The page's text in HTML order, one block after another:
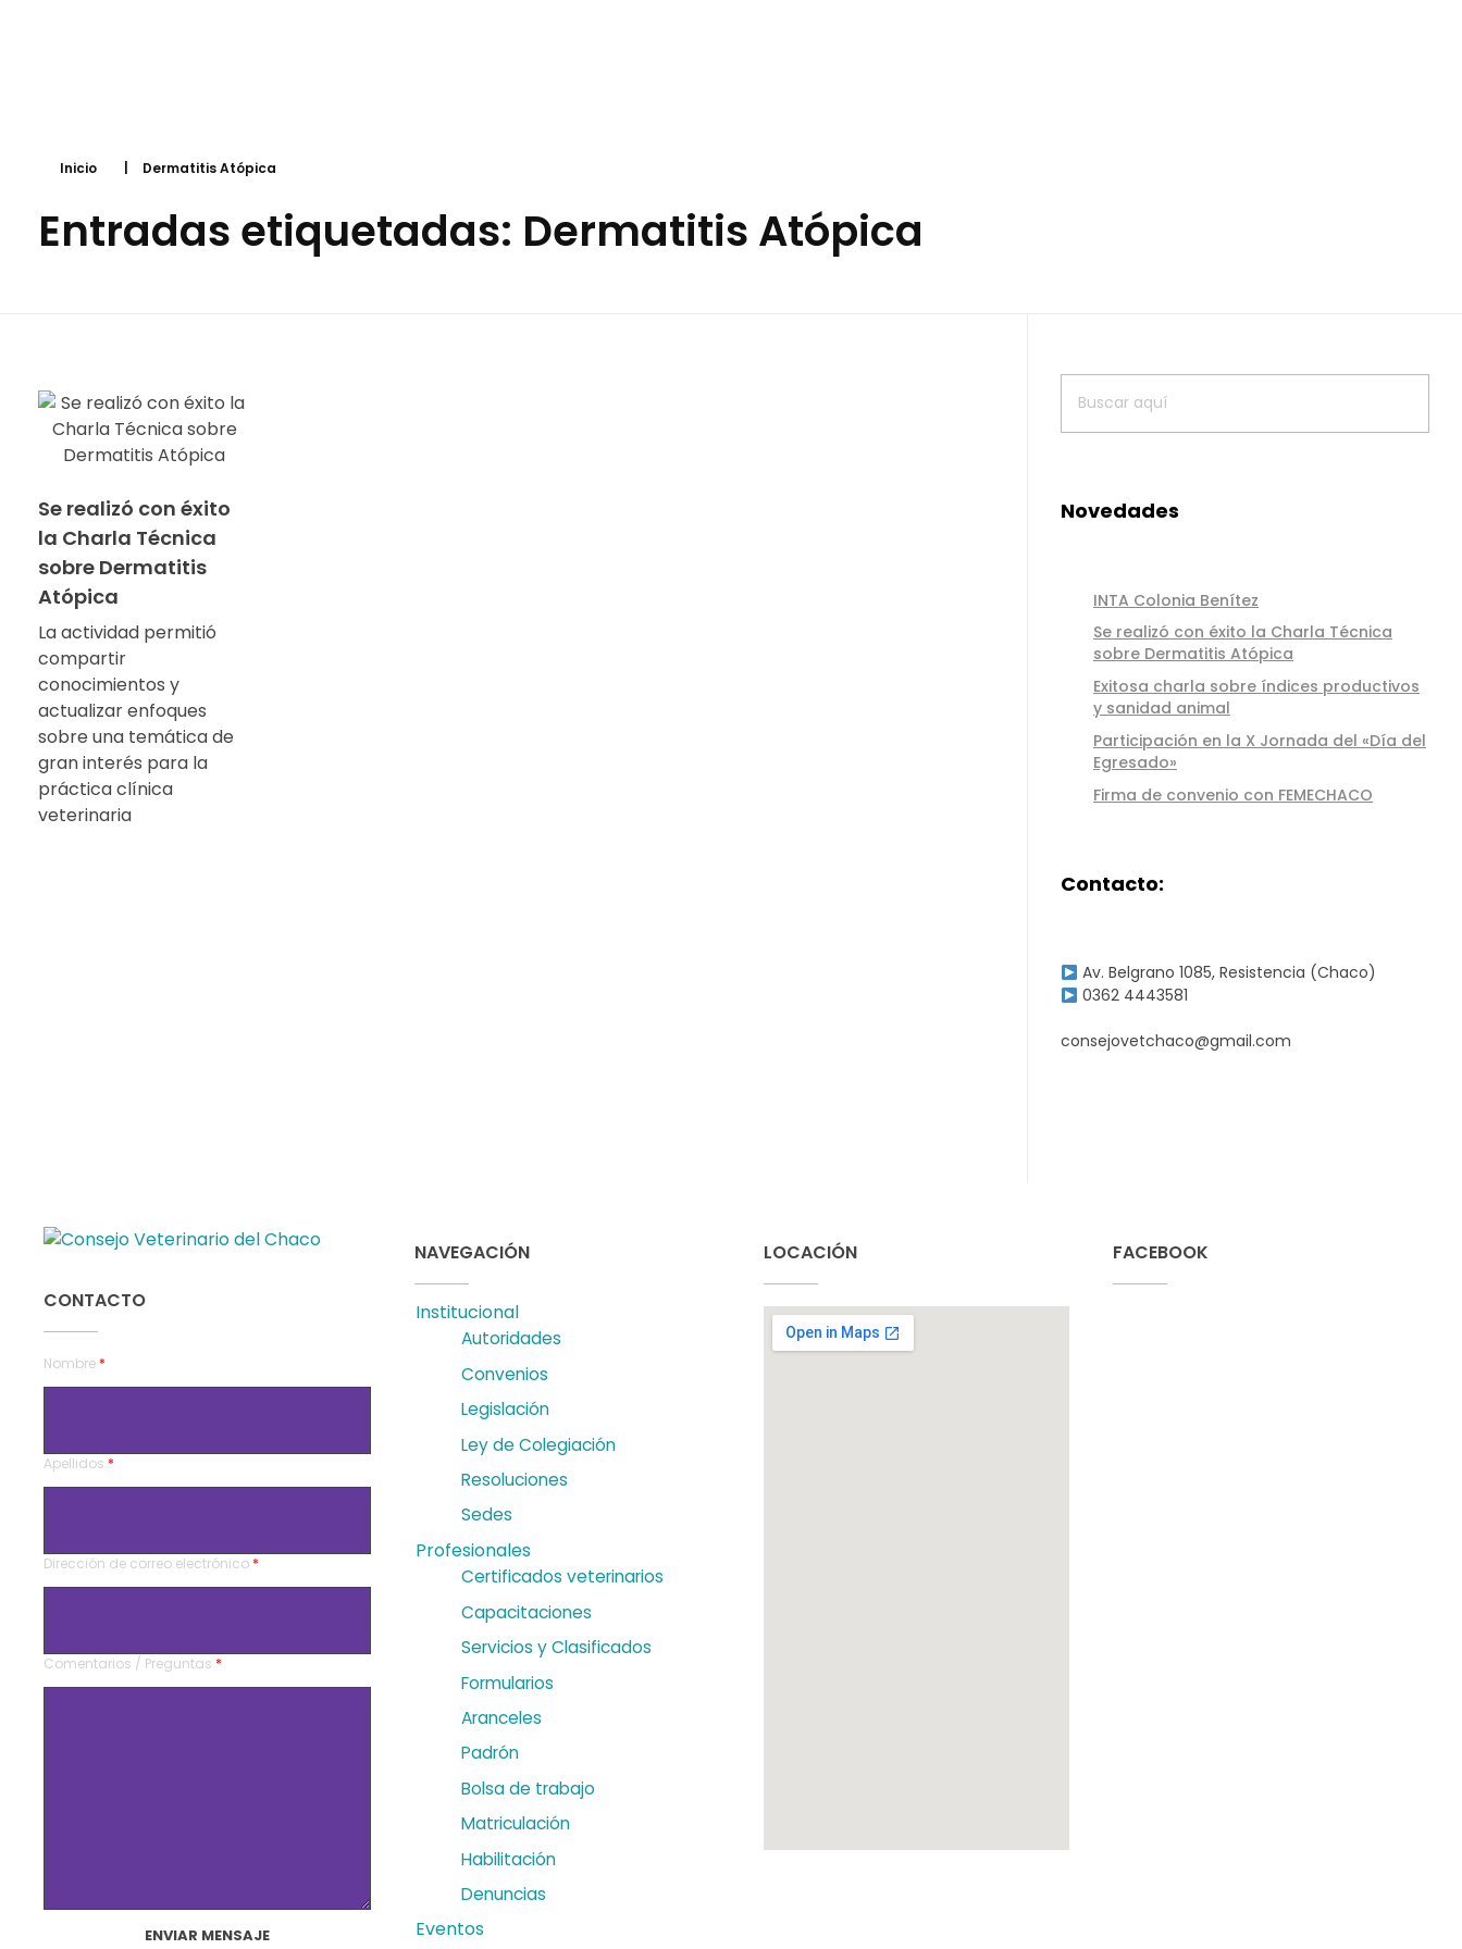
Inicio Dermatitis Atópica
Entradas etiquetadas: Dermatitis Atópica
Se realizó con éxito
la Charla Técnica
sobre Dermatitis
Atópica
La actividad permitió
compartir
conocimientos y
actualizar enfoques
sobre una temática de
gran interés para la
práctica clínica
veterinaria
Novedades
INTA Colonia Benítez
Se realizó con éxito la Charla Técnica
sobre Dermatitis Atópica
Exitosa charla sobre índices productivos
y sanidad animal
Participación en la X Jornada del «Día del
Egresado»
Firma de convenio con FEMECHACO
Contacto:
Av. Belgrano 1085, Resistencia (Chaco)
0362 4443581
consejovetchaco@gmail.com
CONTACTO
Nombre *
Apellidos *
Dirección de correo electrónico *
Comentarios / Preguntas *
NAVEGACIÓN
Institucional
Autoridades
Convenios
Legislación
Ley de Colegiación
Resoluciones
Sedes
Profesionales
Certificados veterinarios
Capacitaciones
Servicios y Clasificados
Formularios
Aranceles
Padrón
Bolsa de trabajo
Matriculación
Habilitación
Denuncias
Eventos
LOCACIÓN FACEBOOK